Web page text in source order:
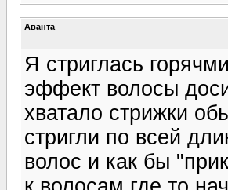
Аванта
Я стриглась
эффект волосы
хватало стрижки
стригли по всей
волос и как бы